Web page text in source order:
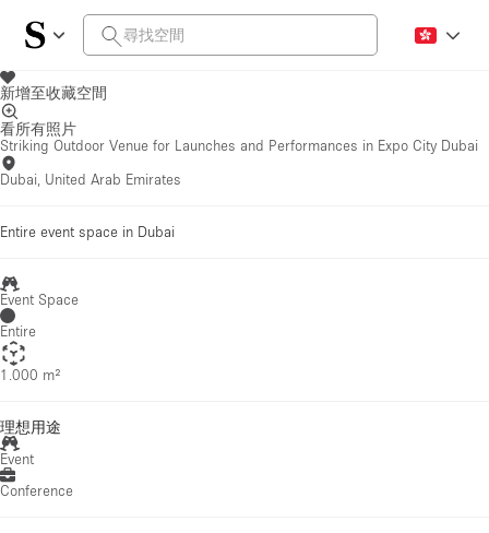
新增至收藏空間
看所有照片
Striking Outdoor Venue for Launches and Performances in Expo City Dubai
Dubai, United Arab Emirates
Entire event space in Dubai
Event Space
Entire
1.000 m²
理想用途
Event
Conference